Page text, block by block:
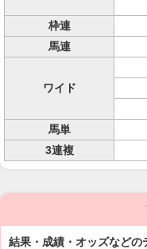
枠連
馬連
ワイド
馬単
3連複
結果・成績・オッズなど